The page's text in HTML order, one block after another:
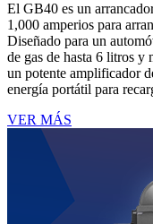
El GB40 es un
1,000 amperios para
Diseñado para un
de gas de hasta 6 litros y
un potente amplificador
energía portátil para
VER MÁS